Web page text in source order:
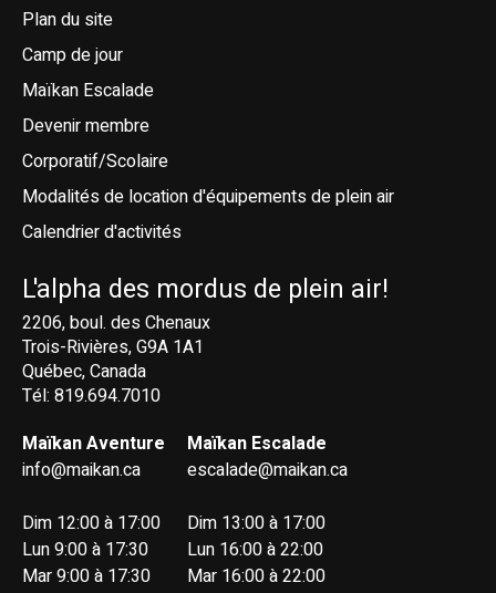
Plan du site
Camp de jour
Maïkan Escalade
Devenir membre
Corporatif/Scolaire
Modalités de location d'équipements de plein air
Calendrier d'activités
L'alpha des mordus de plein air!
2206, boul. des Chenaux
Trois-Rivières, G9A 1A1
Québec, Canada
Tél: 819.694.7010
Maïkan Aventure
info@maikan.ca
Dim 12:00 à 17:00
Lun 9:00 à 17:30
Mar 9:00 à 17:30
Maïkan Escalade
escalade@maikan.ca
Dim 13:00 à 17:00
Lun 16:00 à 22:00
Mar 16:00 à 22:00